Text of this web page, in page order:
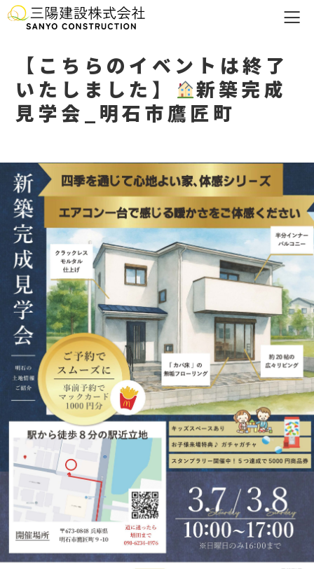
【こちらのイベントは終了
いたしました】
新築完成
見学会_明石市鷹匠町